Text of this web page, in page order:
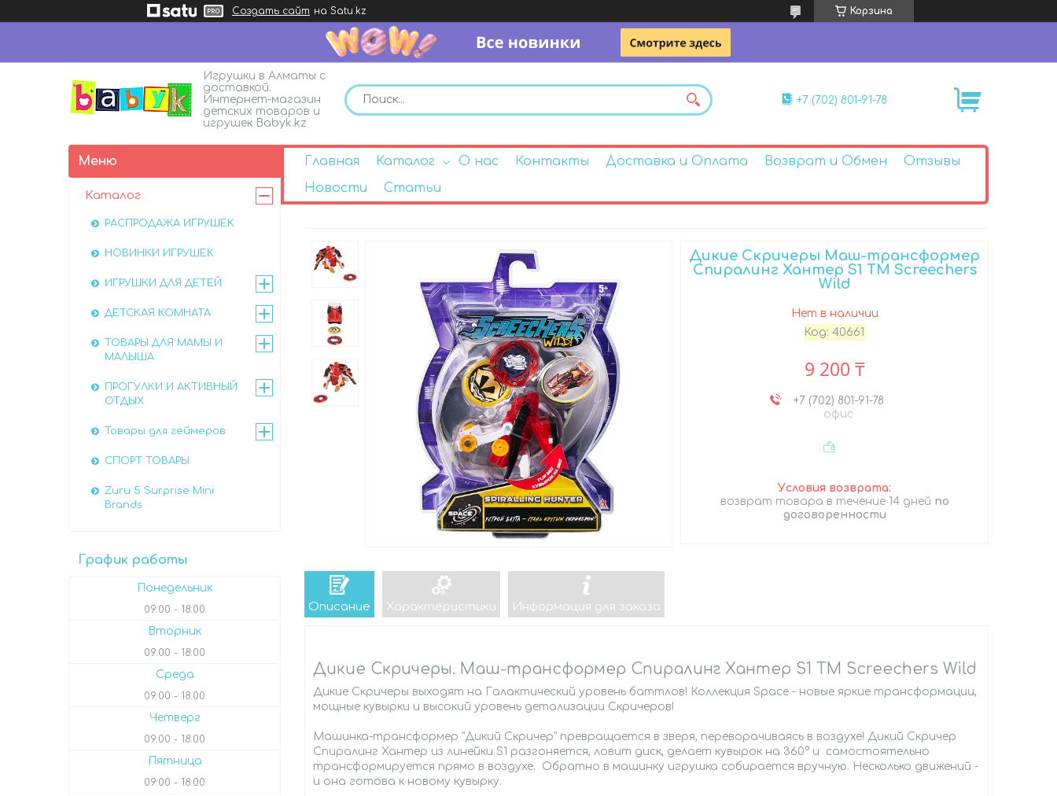
Создать сайт на Satu.kz Корзина
Игрушки в Алматы с
доставкой.
Интернет-магазин
детских товаров и
игрушек Babyk.kz
+7 (702) 801-91-78
Главная Каталог О нас Контакты Доставка и Оплата Возврат и Обмен
Отзывы
Новости
Статьи
Дикие Скричеры Маш-трансформер
Спиралинг Хантер S1 ТМ Screechers
Wild
Нет в наличии
Код: 40661
9 200 ₸
+7 (702) 801-91-78
офис
возврат товара в течение 14 дней по
договоренности
Описание Характеристики Информация для заказа
Дикие Скричеры. Маш-трансформер Спиралинг Хантер S1 ТМ Screechers Wild
Дикие Скричеры выходят на Галактический уровень баттлов! Коллекция Space - новые яркие трансформации,
мощные кувырки и высокий уровень детализации Скричеров!
Машинка-трансформер "Дикий Скричер" превращается в зверя, переворачиваясь в воздухе! Дикий Скричер
Спиралинг Хантер из линейки S1 разгоняется, ловит диск, делает кувырок на 360° и самостоятельно
трансформируется прямо в воздухе. Обратно в машинку игрушка собирается вручную. Несколько движений -
и она готова к новому кувырку.
Каталог
РАСПРОДАЖА ИГРУШЕК
НОВИНКИ ИГРУШЕК
ИГРУШКИ ДЛЯ ДЕТЕЙ
ДЕТСКАЯ КОМНАТА
ТОВАРЫ ДЛЯ МАМЫ И
МАЛЫША
ПРОГУЛКИ И АКТИВНЫЙ
ОТДЫХ
Товары для геймеров
СПОРТ ТОВАРЫ
Zuru 5 Surprise Mini
Brands
График работы
Понедельник
09:00 18:00
Вторник
09:00 18:00
Среда
09:00 18:00
Четверг
09:00 18:00
Пятница
09:00 18:00